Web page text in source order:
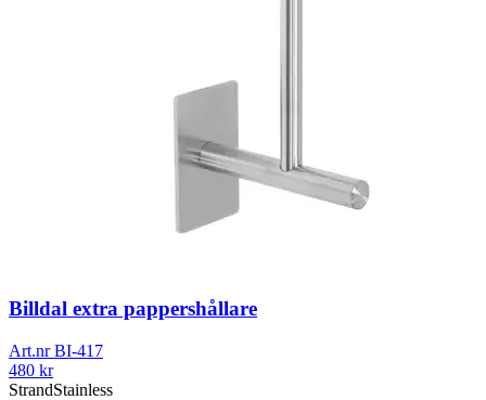
Billdal extra pappershållare
Art.nrBI-417
480 kr
StrandStainless